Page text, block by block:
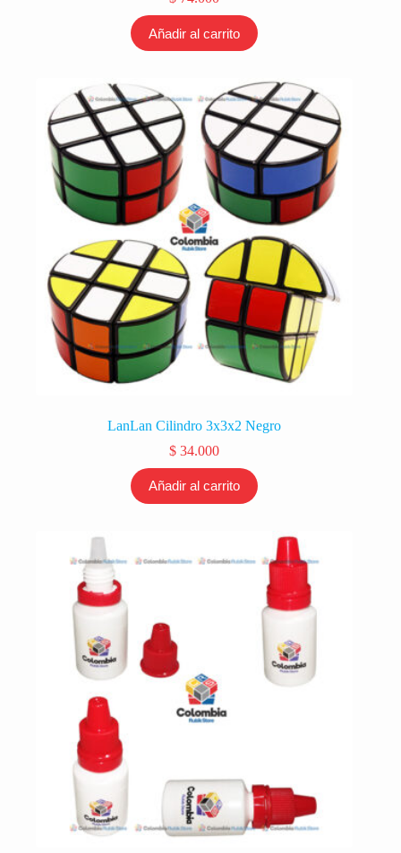
Añadir al carrito
LanLan Cilindro 3x3x2 Negro
$ 34.000
Añadir al carrito